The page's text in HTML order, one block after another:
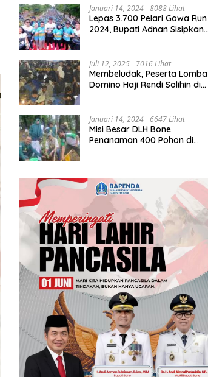
Januari 14, 2024 8088 Lihat
Lepas 3.700 Pelari Gowa Run
2024, Bupati Adnan Sisipkan
Juli 12, 2025 7016 Lihat
Membeludak, Peserta Lomba
Domino Haji Rendi Solihin di
Januari 14, 2024 6647 Lihat
Misi Besar DLH Bone
Penanaman 400 Pohon di